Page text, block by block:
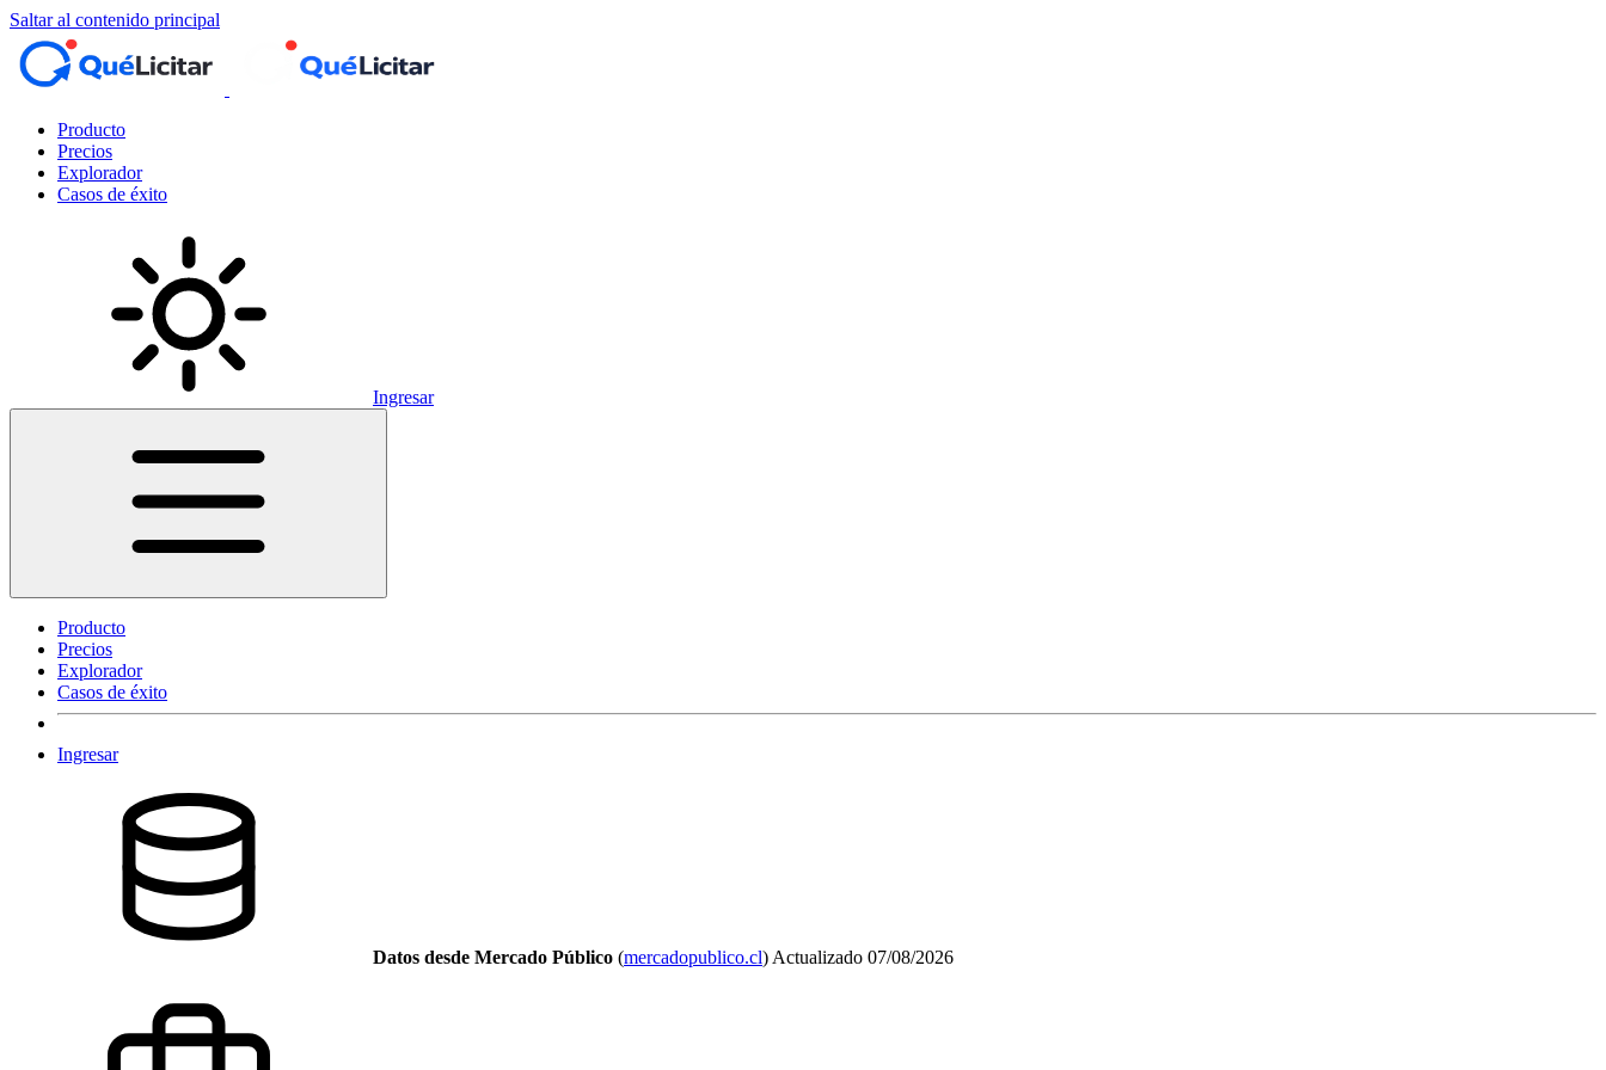
Saltar al contenido principal
Producto
Precios
Explorador
Casos de éxito
Ingresar
Producto
Precios
Explorador
Casos de éxito
Ingresar
Datos desde Mercado Público (mercadopublico.cl) Actualizado 07/08/2026